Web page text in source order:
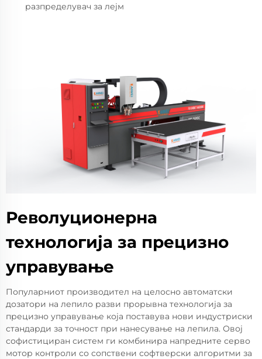
разпределувач за лејм
Револуционерна
технологија за прецизно
управување
Популарниот производител на целосно автоматски
дозатори на лепило разви прорывна технологија за
прецизно управување која поставува нови индустриски
стандарди за точност при нанесување на лепила. Овој
софистициран систем ги комбинира напредните серво
мотор контроли со сопствени софтверски алгоритми за